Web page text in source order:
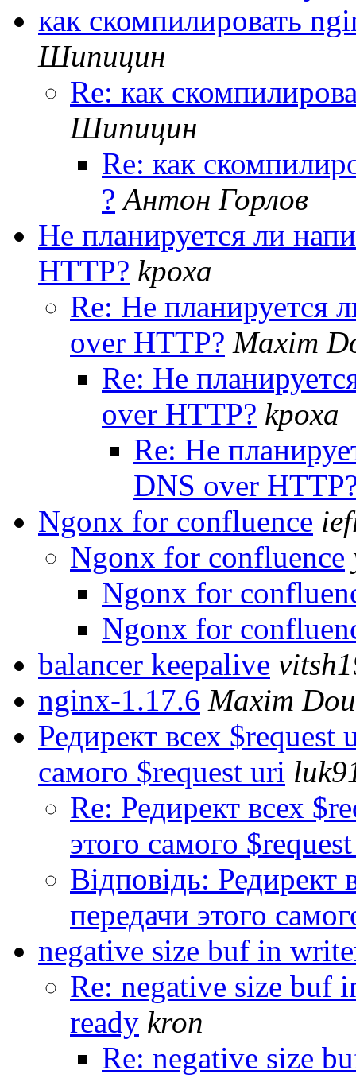
как скомпилировать
Шипицин
Re: как
Шипицин
Re: как
? Антон Горлов
Не планируется ли
HTTP? kpoxa
Re: Не планируется
over HTTP? Maxim
Re: Не
over HTTP? kpoxa
Re: Не
DNS over
Ngonx for confluence
Ngonx for confluence
Ngonx for
Ngonx for
balancer keepalive
nginx-1.17.6 Maxim
Редирект всех $request
самого $request uri
Re: Редирект всех
этого самого
Відповідь:
передачи этого
negative size buf in
Re: negative size buf
ready kron
Re: negative size